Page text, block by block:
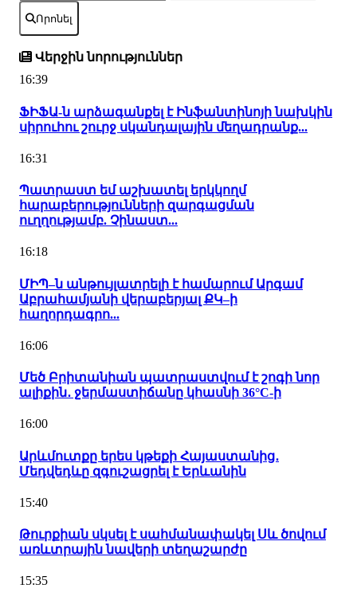
Որոնել
Վերջին նորություններ
16:39
ՖԻՖԱ-ն արձագանքել է Ինֆանտինոյի նախկին
սիրուհու շուրջ սկանդալային մեղադրանք...
16:31
Պատրաստ եմ աշխատել երկկողմ
հարաբերությունների զարգացման
ուղղությամբ. Չինաստ...
16:18
ՄԻՊ–ն անթույլատրելի է համարում Արգամ
Աբրահամյանի վերաբերյալ ՔԿ–ի
հաղորդագրո...
16:06
Մեծ Բրիտանիան պատրաստվում է շոգի նոր
ալիքին․ ջերմաստիճանը կհասնի 36°C-ի
16:00
Արևմուտքը երես կթեքի Հայաստանից․
Մեդվեդևը զգուշացրել է Երևանին
15:40
Թուրքիան սկսել է սահմանափակել Սև ծովում
առևտրային նավերի տեղաշարժը
15:35